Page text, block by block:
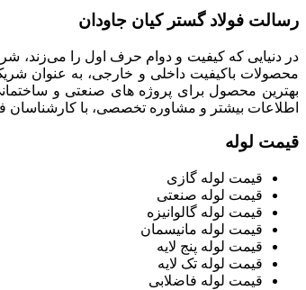
رسالت فولاد گستر کیان جاودان
در دنیایی که کیفیت و دوام حرف اول را می‌زند،
محصولات باکیفیت داخلی و خارجی، به عنوان
بهترین محصول برای پروژه های صنعتی و
اطلاعات بیشتر و مشاوره تخصصی، با کارشناسان
قیمت لوله
قیمت لوله گازی
قیمت لوله صنعتی
قیمت لوله گالوانیزه
قیمت لوله مانیسمان
قیمت لوله پنج لایه
قیمت لوله تک لایه
قیمت لوله فاضلابی